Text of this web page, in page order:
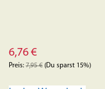
6,76 €
Preis: 7,95€ (Du sparst 15%)